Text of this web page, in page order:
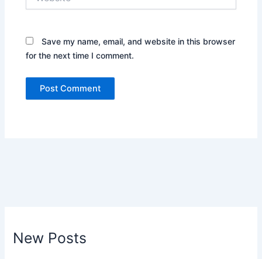
Save my name, email, and website in this browser
for the next time I comment.
New Posts